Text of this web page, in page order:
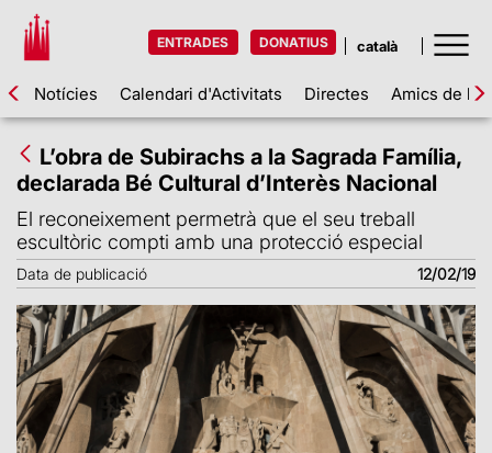
ENTRADES DONATIUS
Notícies Calendari d'Activitats Directes Amics de la
L’obra de Subirachs a la Sagrada Família,
declarada Bé Cultural d’Interès Nacional
El reconeixement permetrà que el seu treball
escultòric compti amb una protecció especial
Data de publicació 12/02/19